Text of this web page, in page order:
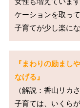
ケーションを取っ
『まわりの励まし
なげる』
（解説：香山リカさ
子育ては、いくら